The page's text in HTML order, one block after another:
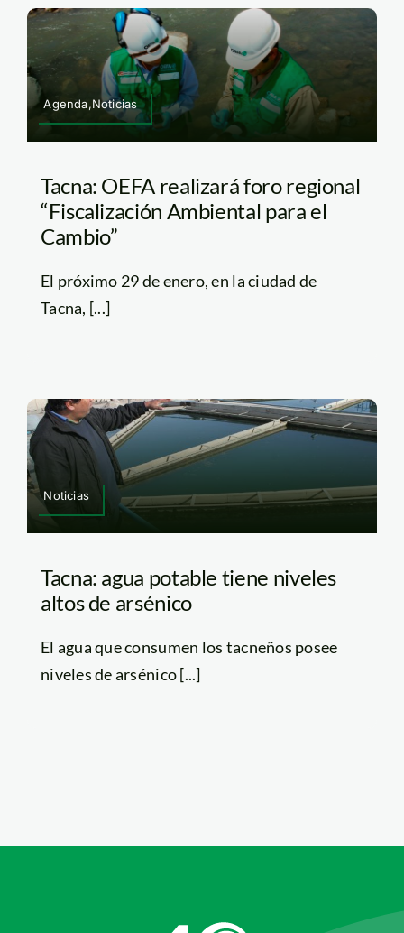
Agenda,Noticias
Tacna: OEFA realizará foro regional
“Fiscalización Ambiental para el
Cambio”
El próximo 29 de enero, en la ciudad de
Tacna, [...]
Noticias
Tacna: agua potable tiene niveles
altos de arsénico
El agua que consumen los tacneños posee
niveles de arsénico [...]